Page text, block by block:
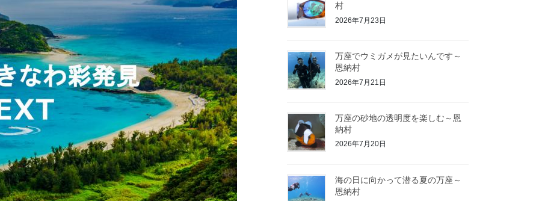
村
2026年7月23日
万座でウミガメが見たいんです～
恩納村
2026年7月21日
万座の砂地の透明度を楽しむ～恩
納村
2026年7月20日
海の日に向かって潜る夏の万座～
恩納村